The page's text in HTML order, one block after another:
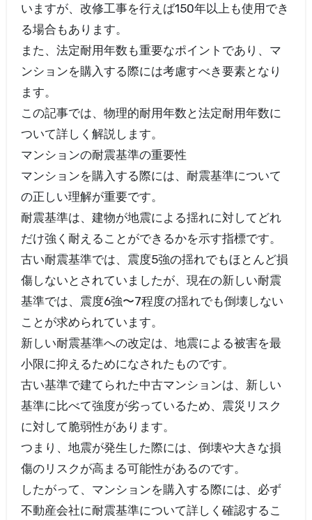
いますが、改修工事を行えば150年以上も使用でき
る場合もあります。
また、法定耐用年数も重要なポイントであり、マ
ンションを購入する際には考慮すべき要素となり
ます。
この記事では、物理的耐用年数と法定耐用年数に
ついて詳しく解説します。
マンションの耐震基準の重要性
マンションを購入する際には、耐震基準について
の正しい理解が重要です。
耐震基準は、建物が地震による揺れに対してどれ
だけ強く耐えることができるかを示す指標です。
古い耐震基準では、震度5強の揺れでもほとんど損
傷しないとされていましたが、現在の新しい耐震
基準では、震度6強〜7程度の揺れでも倒壊しない
ことが求められています。
新しい耐震基準への改定は、地震による被害を最
小限に抑えるためになされたものです。
古い基準で建てられた中古マンションは、新しい
基準に比べて強度が劣っているため、震災リスク
に対して脆弱性があります。
つまり、地震が発生した際には、倒壊や大きな損
傷のリスクが高まる可能性があるのです。
したがって、マンションを購入する際には、必ず
不動産会社に耐震基準について詳しく確認するこ